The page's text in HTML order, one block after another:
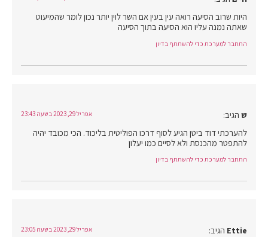
היות שרוב הסיעה רואה עין בעין אם השר לוין יותר נכון לומר שהמיעוט
שאתה נמנה עליו הוא הסיעה בתוך הסיעה
התחבר למערכת כדי להשתתף בדיון
ש הגיב: אפריל 29, 2023 בשעה 23:43
להערכתי דוד ביטן הגיע לסוף דרכו הפוליטית בליכוד. הכי מכובד יהיה
להתפטר מהכנסת ולא לסיים כמו יעלון
התחבר למערכת כדי להשתתף בדיון
Ettie הגיב: אפריל 29, 2023 בשעה 23:05